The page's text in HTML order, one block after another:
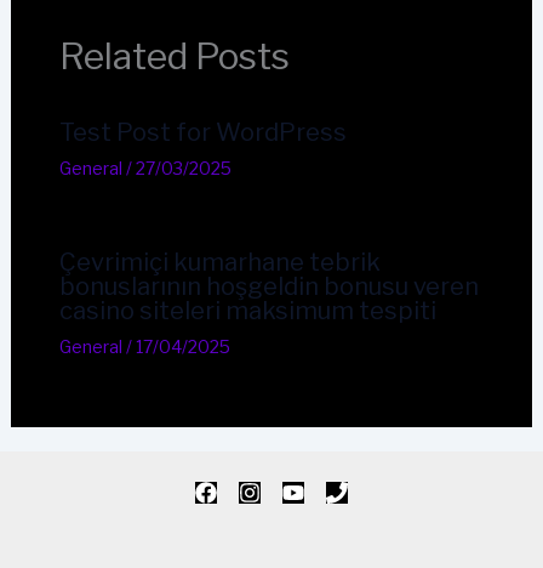
Related Posts
Test Post for WordPress
General /27/03/2025
Çevrimiçi kumarhane tebrik
bonuslarının hoşgeldin bonusu veren
casino siteleri maksimum tespiti
General /17/04/2025